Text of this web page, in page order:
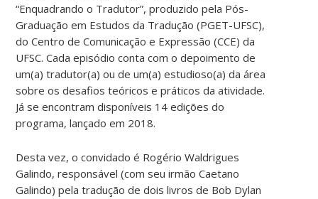
“Enquadrando o Tradutor”, produzido pela Pós-
Graduação em Estudos da Tradução (PGET-UFSC),
do Centro de Comunicação e Expressão (CCE) da
UFSC. Cada episódio conta com o depoimento de
um(a) tradutor(a) ou de um(a) estudioso(a) da área
sobre os desafios teóricos e práticos da atividade.
Já se encontram disponíveis 14 edições do
programa, lançado em 2018.
Desta vez, o convidado é Rogério Waldrigues
Galindo, responsável (com seu irmão Caetano
Galindo) pela tradução de dois livros de Bob Dylan